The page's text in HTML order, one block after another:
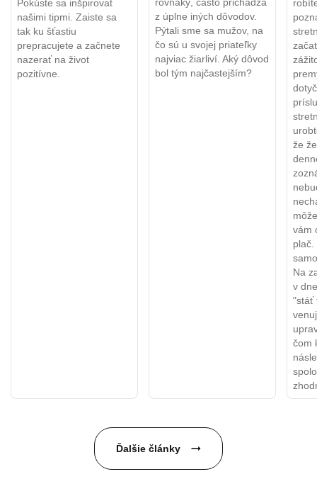
Pokúste sa inšpirovať
našimi tipmi. Zaiste sa
tak ku šťastiu
prepracujete a začnete
nazerať na život
pozitívne.
rovnaký, často prichádza
z úplne iných dôvodov.
Pýtali sme sa mužov, na
čo sú u svojej priateľky
najviac žiarliví. Aký dôvod
bol tým najčastejším?
že
vám
plač.
Na
v
"stáť
čom
Ďalšie články